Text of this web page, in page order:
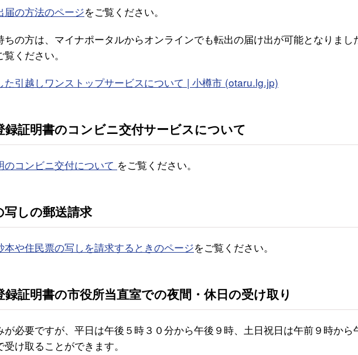
届の方法のページをご覧ください。
の方は、マイナポータルからオンラインでも転出の届け出が可能となりまし
ください。
た引越しワンストップサービスについて | 小樽市 (otaru.lg.jp)
録証明書のコンビニ交付サービスについて
コンビニ交付について をご覧ください。
写しの郵送請求
本や住民票の写しを請求するときのページをご覧ください。
証明書の市役所当直室での夜間・休日の受け取り
必要ですが、平日は午後５時３０分から午後９時、土日祝日は午前９時から
け取ることができます。